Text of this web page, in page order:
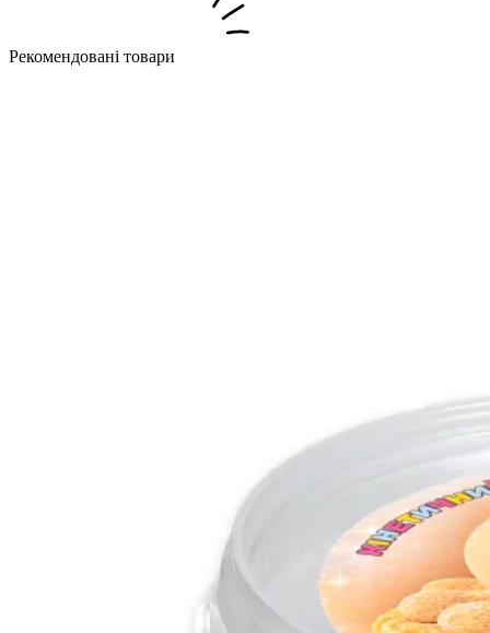
Рекомендовані товари